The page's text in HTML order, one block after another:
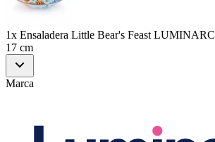
1x Ensaladera Little Bear's Feast LUMINARC
17 cm
Marca